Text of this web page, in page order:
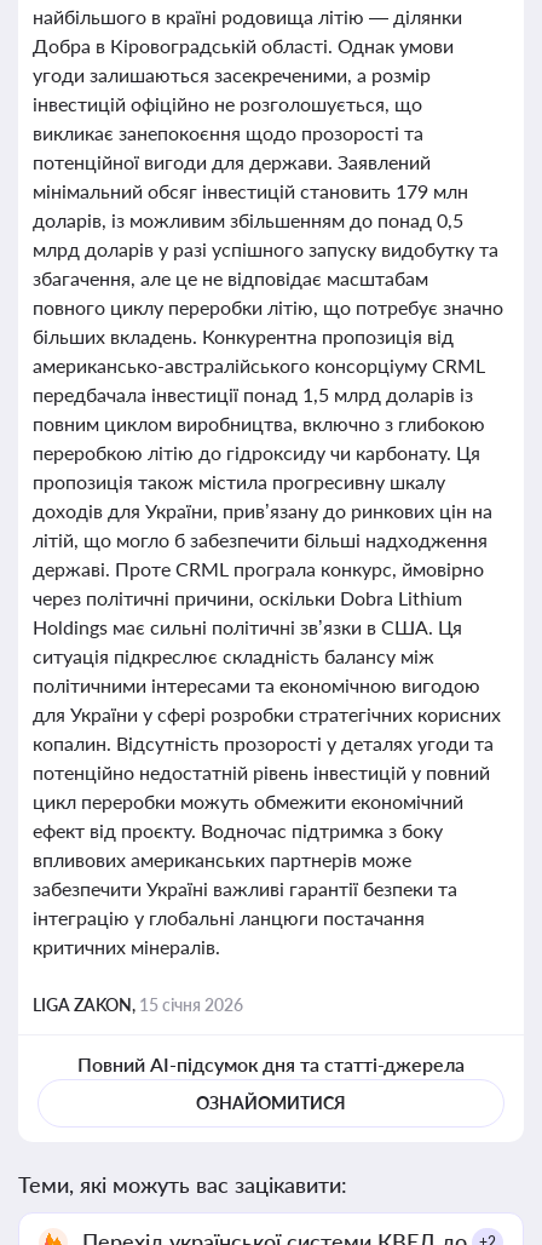
найбільшого в країні родовища літію — ділянки
Добра в Кіровоградській області. Однак умови
угоди залишаються засекреченими, а розмір
інвестицій офіційно не розголошується, що
викликає занепокоєння щодо прозорості та
потенційної вигоди для держави. Заявлений
мінімальний обсяг інвестицій становить 179 млн
доларів, із можливим збільшенням до понад 0,5
млрд доларів у разі успішного запуску видобутку та
збагачення, але це не відповідає масштабам
повного циклу переробки літію, що потребує значно
більших вкладень. Конкурентна пропозиція від
американсько-австралійського консорціуму CRML
передбачала інвестиції понад 1,5 млрд доларів із
повним циклом виробництва, включно з глибокою
переробкою літію до гідроксиду чи карбонату. Ця
пропозиція також містила прогресивну шкалу
доходів для України, прив’язану до ринкових цін на
літій, що могло б забезпечити більші надходження
державі. Проте CRML програла конкурс, ймовірно
через політичні причини, оскільки Dobra Lithium
Holdings має сильні політичні зв’язки в США. Ця
ситуація підкреслює складність балансу між
політичними інтересами та економічною вигодою
для України у сфері розробки стратегічних корисних
копалин. Відсутність прозорості у деталях угоди та
потенційно недостатній рівень інвестицій у повний
цикл переробки можуть обмежити економічний
ефект від проєкту. Водночас підтримка з боку
впливових американських партнерів може
забезпечити Україні важливі гарантії безпеки та
інтеграцію у глобальні ланцюги постачання
критичних мінералів.
LIGA ZAKON, 15 січня 2026
Повний AI-підсумок дня та статті-джерела
ОЗНАЙОМИТИСЯ
Теми, які можуть вас зацікавити: